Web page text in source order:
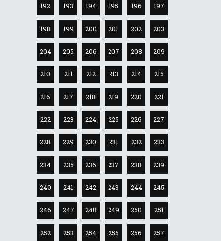
192 193 194 195 196 197
198 199 200 201 202 203
204 205 206 207 208 209
210 211 212 213 214 215
216 217 218 219 220 221
222 223 224 225 226 227
228 229 230 231 232 233
234 235 236 237 238 239
240 241 242 243 244 245
246 247 248 249 250 251
252 253 254 255 256 257